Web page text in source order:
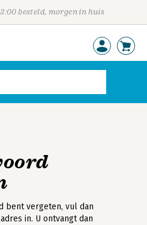
besteld, morgen in huis
bent vergeten, vul dan
in. U ontvangt dan